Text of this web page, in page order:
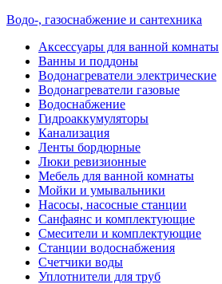
Водо-, газоснабжение и сантехника
Аксессуары для ванной комнаты
Ванны и поддоны
Водонагреватели электрические
Водонагреватели газовые
Водоснабжение
Гидроаккумуляторы
Канализация
Ленты бордюрные
Люки ревизионные
Мебель для ванной комнаты
Мойки и умывальники
Насосы, насосные станции
Санфаянс и комплектующие
Смесители и комплектующие
Станции водоснабжения
Счетчики воды
Уплотнители для труб